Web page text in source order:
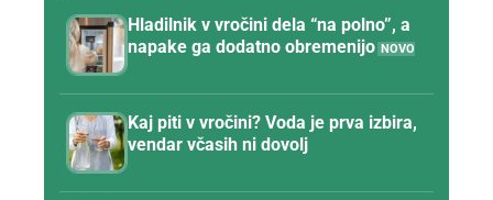
Hladilnik v vročini dela “na polno”, a
napake ga dodatno obremenijo
Kaj piti v vročini? Voda je prva izbira,
vendar včasih ni dovolj